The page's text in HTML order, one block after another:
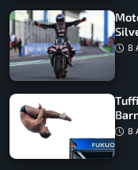
8
8